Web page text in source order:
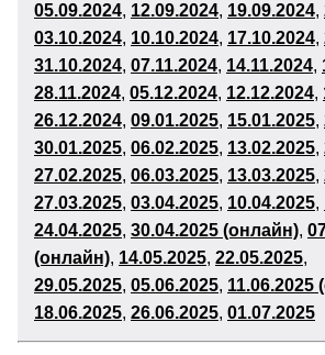
05.09.2024, 12.09.2024, 19.09.2024,
03.10.2024, 10.10.2024, 17.10.2024,
31.10.2024, 07.11.2024, 14.11.2024,
28.11.2024, 05.12.2024, 12.12.2024,
26.12.2024, 09.01.2025, 15.01.2025,
30.01.2025, 06.02.2025, 13.02.2025,
27.02.2025, 06.03.2025, 13.03.2025,
27.03.2025, 03.04.2025, 10.04.2025,
24.04.2025, 30.04.2025 (онлайн),
(онлайн), 14.05.2025, 22.05.2025,
29.05.2025, 05.06.2025, 11.06.2025
18.06.2025, 26.06.2025, 01.07.2025